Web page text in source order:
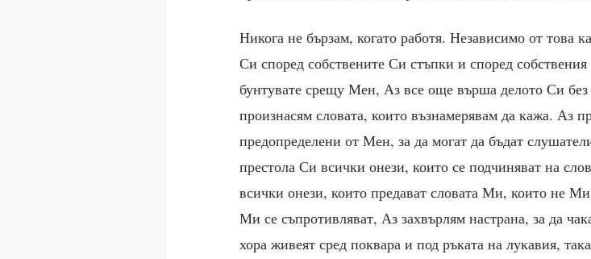
Никога не бързам, когато работя. Независимо от това
Си според собствените Си стъпки и според
бунтувате срещу Мен, Аз все още върша делото Си
произнасям словата, които възнамерявам да кажа. Аз
предопределени от Мен, за да могат да бъдат
престола Си всички онези, които се подчиняват на
всички онези, които предават словата Ми, които не
Ми се съпротивляват, Аз захвърлям настрана, за да
хора живеят сред поквара и под ръката на лукавия,